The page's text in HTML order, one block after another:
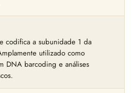
codifica a subunidade 1 da
utilizado como
DNA barcoding e análises